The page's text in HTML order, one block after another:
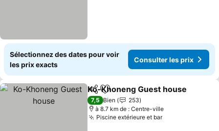
Sélectionnez des dates pour voir
les prix exacts
Consulter les prix
PartagerAjouter à mes favoris
Ko-Khoneng Guest house
7,5 Bien
253
à 8.7 km de : Centre-ville
Piscine extérieure et bar